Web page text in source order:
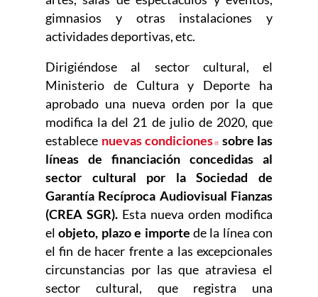
gimnasios y otras instalaciones y
actividades deportivas, etc.
Dirigiéndose al sector cultural, el
Ministerio de Cultura y Deporte ha
aprobado una nueva orden por la que
modifica la del 21 de julio de 2020, que
establece nuevas condiciones Abre en nueva
sobre las
líneas de financiación concedidas al
sector cultural por la Sociedad de
Garantía Recíproca Audiovisual Fianzas
(CREA SGR). Esta nueva orden modifica
elobjeto, plazo e importe de la línea con
el fin de hacer frente a las excepcionales
circunstancias por las que atraviesa el
sector cultural, que registra una